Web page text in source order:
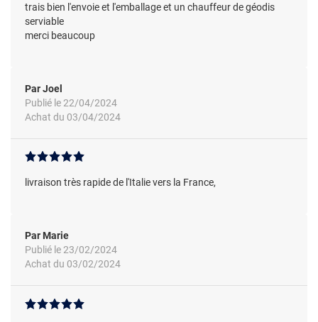
trais bien l'envoie et l'emballage et un chauffeur de géodis
serviable
merci beaucoup
Par Joel
Publié le 22/04/2024
Achat du 03/04/2024
livraison très rapide de l'Italie vers la France,
Par Marie
Publié le 23/02/2024
Achat du 03/02/2024